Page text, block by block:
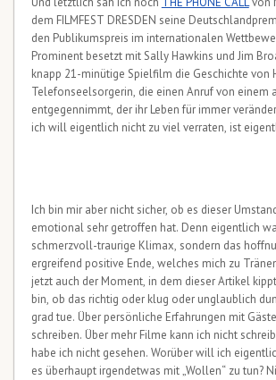
dem FILMFEST DRESDEN seine
den Publikumspreis im internationalen
Prominent besetzt mit Sally Hawkins und Jim
knapp 21-minütige Spielfilm die Geschichte von
Telefonseelsorgerin, die einen Anruf von einem
entgegennimmt, der ihr Leben für immer
ich will eigentlich nicht zu viel verraten, ist
Ich bin mir aber nicht sicher, ob es dieser
emotional sehr getroffen hat. Denn eigentlich
schmerzvoll-traurige Klimax, sondern das
ergreifend positive Ende, welches mich zu
jetzt auch der Moment, in dem dieser Artikel
bin, ob das richtig oder klug oder unglaublich
grad tue. Über persönliche Erfahrungen mit
schreiben. Über mehr Filme kann ich nicht
habe ich nicht gesehen. Worüber will ich
es überhaupt irgendetwas mit „Wollen“ zu tun?